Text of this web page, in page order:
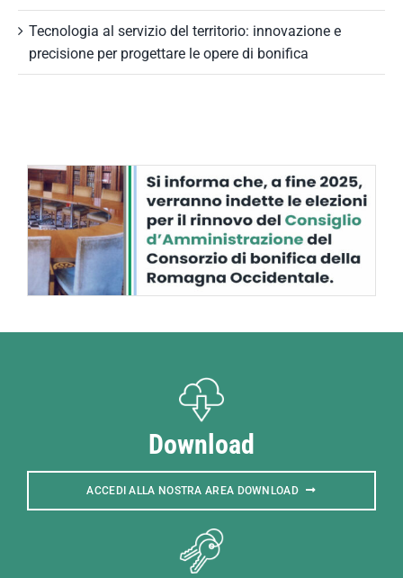
Tecnologia al servizio del territorio: innovazione e
precisione per progettare le opere di bonifica
Download
ACCEDI ALLA NOSTRA AREA DOWNLOAD